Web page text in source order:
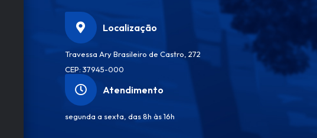
Localização
Travessa Ary Brasileiro de Castro, 272
CEP: 37945-000
Atendimento
segunda a sexta, das 8h às 16h